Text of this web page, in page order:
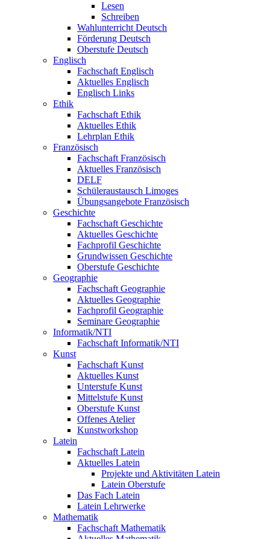
Lesen
Schreiben
Wahlunterricht Deutsch
Förderung Deutsch
Oberstufe Deutsch
Englisch
Fachschaft Englisch
Aktuelles Englisch
Englisch Links
Ethik
Fachschaft Ethik
Aktuelles Ethik
Lehrplan Ethik
Französisch
Fachschaft Französisch
Aktuelles Französisch
DELF
Schüleraustausch Limoges
Übungsangebote Französisch
Geschichte
Fachschaft Geschichte
Aktuelles Geschichte
Fachprofil Geschichte
Grundwissen Geschichte
Oberstufe Geschichte
Geographie
Fachschaft Geographie
Aktuelles Geographie
Fachprofil Geographie
Seminare Geographie
Informatik/NTI
Fachschaft Informatik/NTI
Kunst
Fachschaft Kunst
Aktuelles Kunst
Unterstufe Kunst
Mittelstufe Kunst
Oberstufe Kunst
Offenes Atelier
Kunstworkshop
Latein
Fachschaft Latein
Aktuelles Latein
Projekte und Aktivitäten Latein
Latein Oberstufe
Das Fach Latein
Latein Lehrwerke
Mathematik
Fachschaft Mathematik